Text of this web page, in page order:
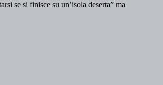
se si finisce su un’isola deserta” ma